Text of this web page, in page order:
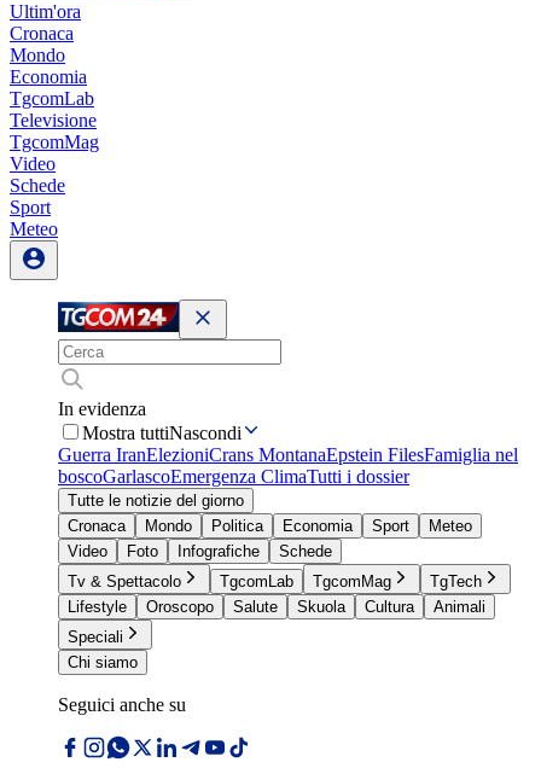
Ultim'ora
Cronaca
Mondo
Economia
TgcomLab
Televisione
TgcomMag
Video
Schede
Sport
Meteo
In evidenza
Mostra tuttiNascondi
Guerra IranElezioniCrans MontanaEpstein FilesFamiglia nel
boscoGarlascoEmergenza ClimaTutti i dossier
Tutte le notizie del giorno
Cronaca
Mondo Politica Economia Sport
Meteo
Video
Foto Infografiche
Schede
Tv & Spettacolo
TgcomLab TgcomMag
TgTech
Lifestyle
Oroscopo Salute Skuola Cultura
Animali
Speciali
Chi siamo
Seguici anche su